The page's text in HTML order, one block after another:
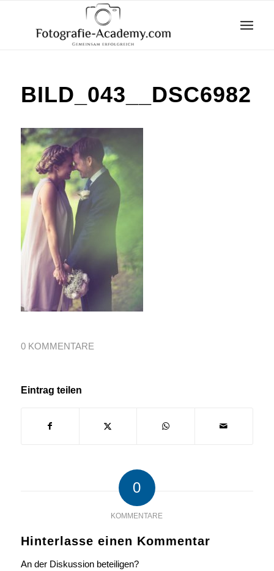
BILD_043__DSC6982
0 KOMMENTARE
Eintrag teilen
0
KOMMENTARE
Hinterlasse einen Kommentar
An der Diskussion beteiligen?